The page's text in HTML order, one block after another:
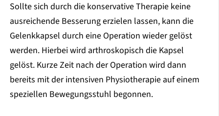
Sollte sich durch die konservative Therapie keine
ausreichende Besserung erzielen lassen, kann die
Gelenkkapsel durch eine Operation wieder gelöst
werden. Hierbei wird arthroskopisch die Kapsel
gelöst. Kurze Zeit nach der Operation wird dann
bereits mit der intensiven Physiotherapie auf einem
speziellen Bewegungsstuhl begonnen.